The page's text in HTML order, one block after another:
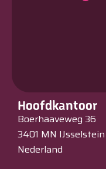
Hoofdkantoor
Boerhaaveweg 36
3401 MN IJsselstein
Nederland